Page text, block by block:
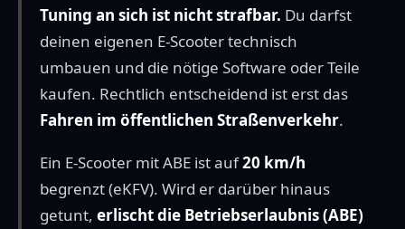
Tuning an sich ist nicht strafbar. Du darfst
deinen eigenen E-Scooter technisch
umbauen und die nötige Software oder Teile
kaufen. Rechtlich entscheidend ist erst das
Fahren im öffentlichen Straßenverkehr.
Ein E-Scooter mit ABE ist auf20 km/h
begrenzt (eKFV). Wird er darüber hinaus
getunt, erlischt die Betriebserlaubnis (ABE)